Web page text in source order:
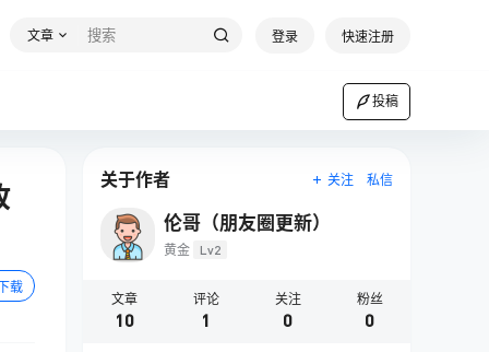
文章 登录 快速注册
投稿
载
关于作者 关注 私信
伦哥（朋友圈更新）
黄金 Lv2
文章
10
评论
1
关注
0
粉丝
0